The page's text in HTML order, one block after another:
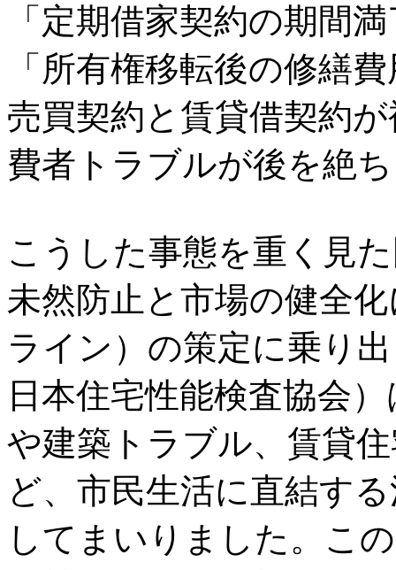
「定期借家契約の期間
「所有権移転後の修繕
売買契約と賃貸借契約
費者トラブルが後を絶
こうした事態を重く見
未然防止と市場の健全
ライン）の策定に乗り
日本住宅性能検査協会
や建築トラブル、賃貸
ど、市民生活に直結す
してまいりました。こ